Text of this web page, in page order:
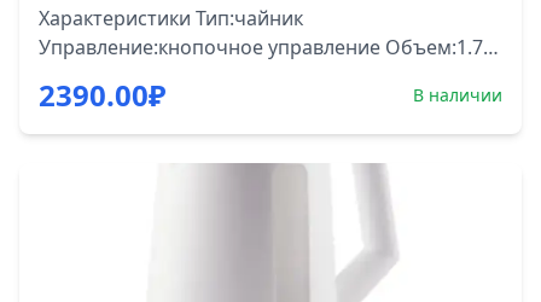
Характеристики Тип:чайник
Управление:кнопочное управление Объем:1.7 л
Цвет:черный Выбор температуры нагрева
воды:нет Безопасность:блокировка включения
без воды, защита от перегрева Вес:0.800 кг
2390.00₽ В наличии